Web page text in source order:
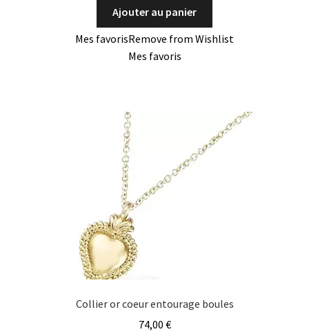
Ajouter au panier
Mes favorisRemove from Wishlist
Mes favoris
Collier or coeur entourage boules
74,00 €